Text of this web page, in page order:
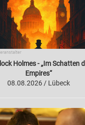
Holmes - „Im Schatten
Empires“
08.08.2026 / Lübeck